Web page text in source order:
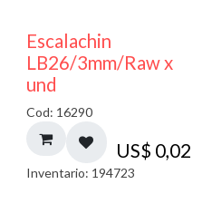
Escalachin
LB26/3mm/Raw x
und
Cod: 16290
US$ 0,02
Inventario: 194723